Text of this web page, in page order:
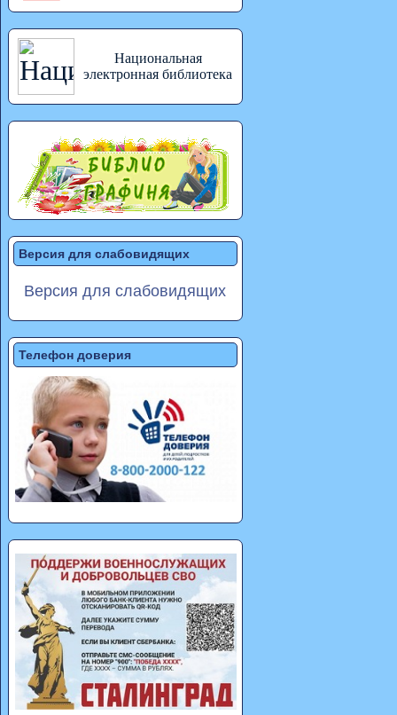
Национальная
электронная библиотека
Версия для слабовидящих
Версия для слабовидящих
Телефон доверия